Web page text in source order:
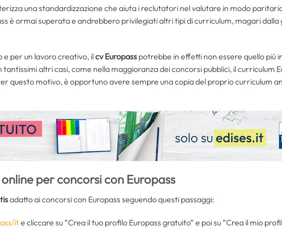
una standardizzazione che aiuta i reclutatori nel valutare in modo
è ormai superata e andrebbero privilegiati altri tipi di curriculum, magari dalla
e per un lavoro creativo, ilcv Europass potrebbe in effetti non essere quello più
altri casi, come nella maggioranza dei concorsi pubblici, il curriculum
questo motivo, è opportuno avere sempre una copia del proprio curriculum
per concorsi con Europass
adatto ai concorsi con Europass seguendo questi passaggi:
ite cliccare su “Crea il tuo profilo Europass gratuito” e poi su “Crea il mio